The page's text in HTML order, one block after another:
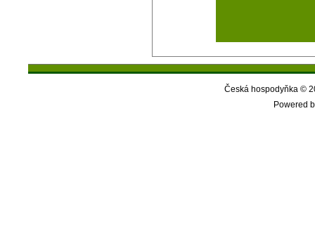
Česká hospodyňka ©
Powered